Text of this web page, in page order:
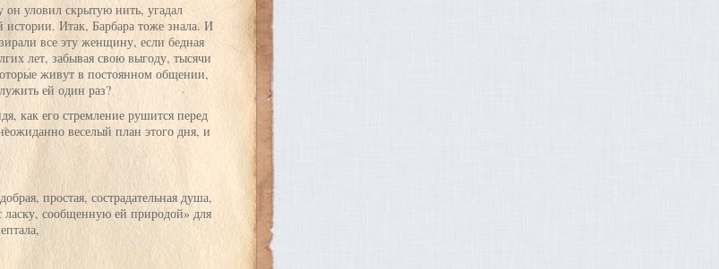
уловил скрытую нить, угадал
Итак, Барбара тоже знала. И
все эту женщину, если бедная
лет, забывая свою выгоду, тысячи
живут в постоянном общении,
ей один раз?
как его стремление рушится перед
веселый план этого дня, и
простая, сострадательная душа,
сообщенную ей природой» для